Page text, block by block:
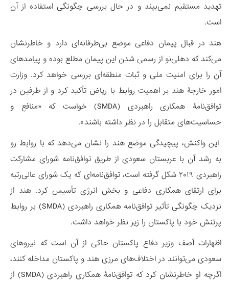
تهدید مستقیم نمی‌بیند و در حال بررسی چگونگی استفاده از آن
است.
هند در قبال پیمان دفاعی موضع بی‌طرفانه‌ای دارد و خاطرنشان
می‌کند که دهلی‌نو از رسمی شدن این پیمان مطلع بوده و پیامدهای
آن را برای امنیت ملی و ثبات منطقه‌ای بررسی خواهد کرد. وزارت
امور خارجۀ هند بر اهمیت روابط با ریاض تأکید کرد و از طرفین در
توافق‌نامۀ همکاری راهبردی (SMDA) خواست که «منافع و
حساسیت‌های متقابل را در نظر داشته باشند».
این واکنش، پیچیدگی موضع هند را نشان می‌دهد که با روابط رو
به رشد آن با عربستان سعودی از طریق توافق‌نامه شورای مشارکت
راهبردی ۲۰۱۹ شکل گرفته است، توافق‌نامه‌ای که یک شورای عالی‌رتبه
برای ارتقای همکاری دفاعی و بخش انرژی تأسیس کرد. هند از
نزدیک چگونگی تأثیر توافق‌نامه همکاری راهبردی (SMDA) بر روابط
پرتنش خود با پاکستان را زیر نظر خواهد داشت.
اظهارات آصف وزیر دفاع پاکستان حاکی از آن است که نیروهای
سعودی می‌توانند در اختلاف‌های مرزی هند و پاکستان مداخله کنند،
اگرچه او خاطرنشان کرد که توافق‌نامۀ همکاری راهبردی (SMDA) از